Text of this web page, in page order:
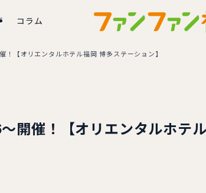
コラム
！【オリエンタルホテル福岡 博多ステーション】
開催！【オリエンタルホテ